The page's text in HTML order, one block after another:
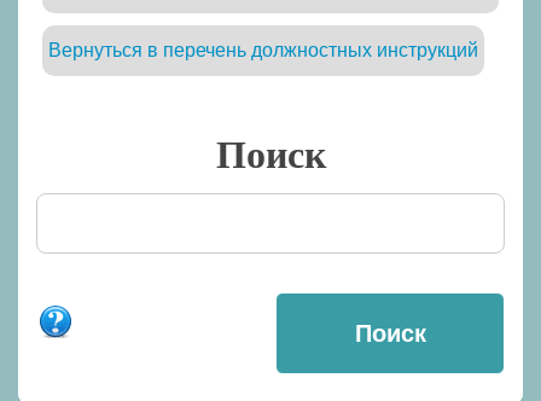
Вернуться в перечень должностных инструкций
Поиск